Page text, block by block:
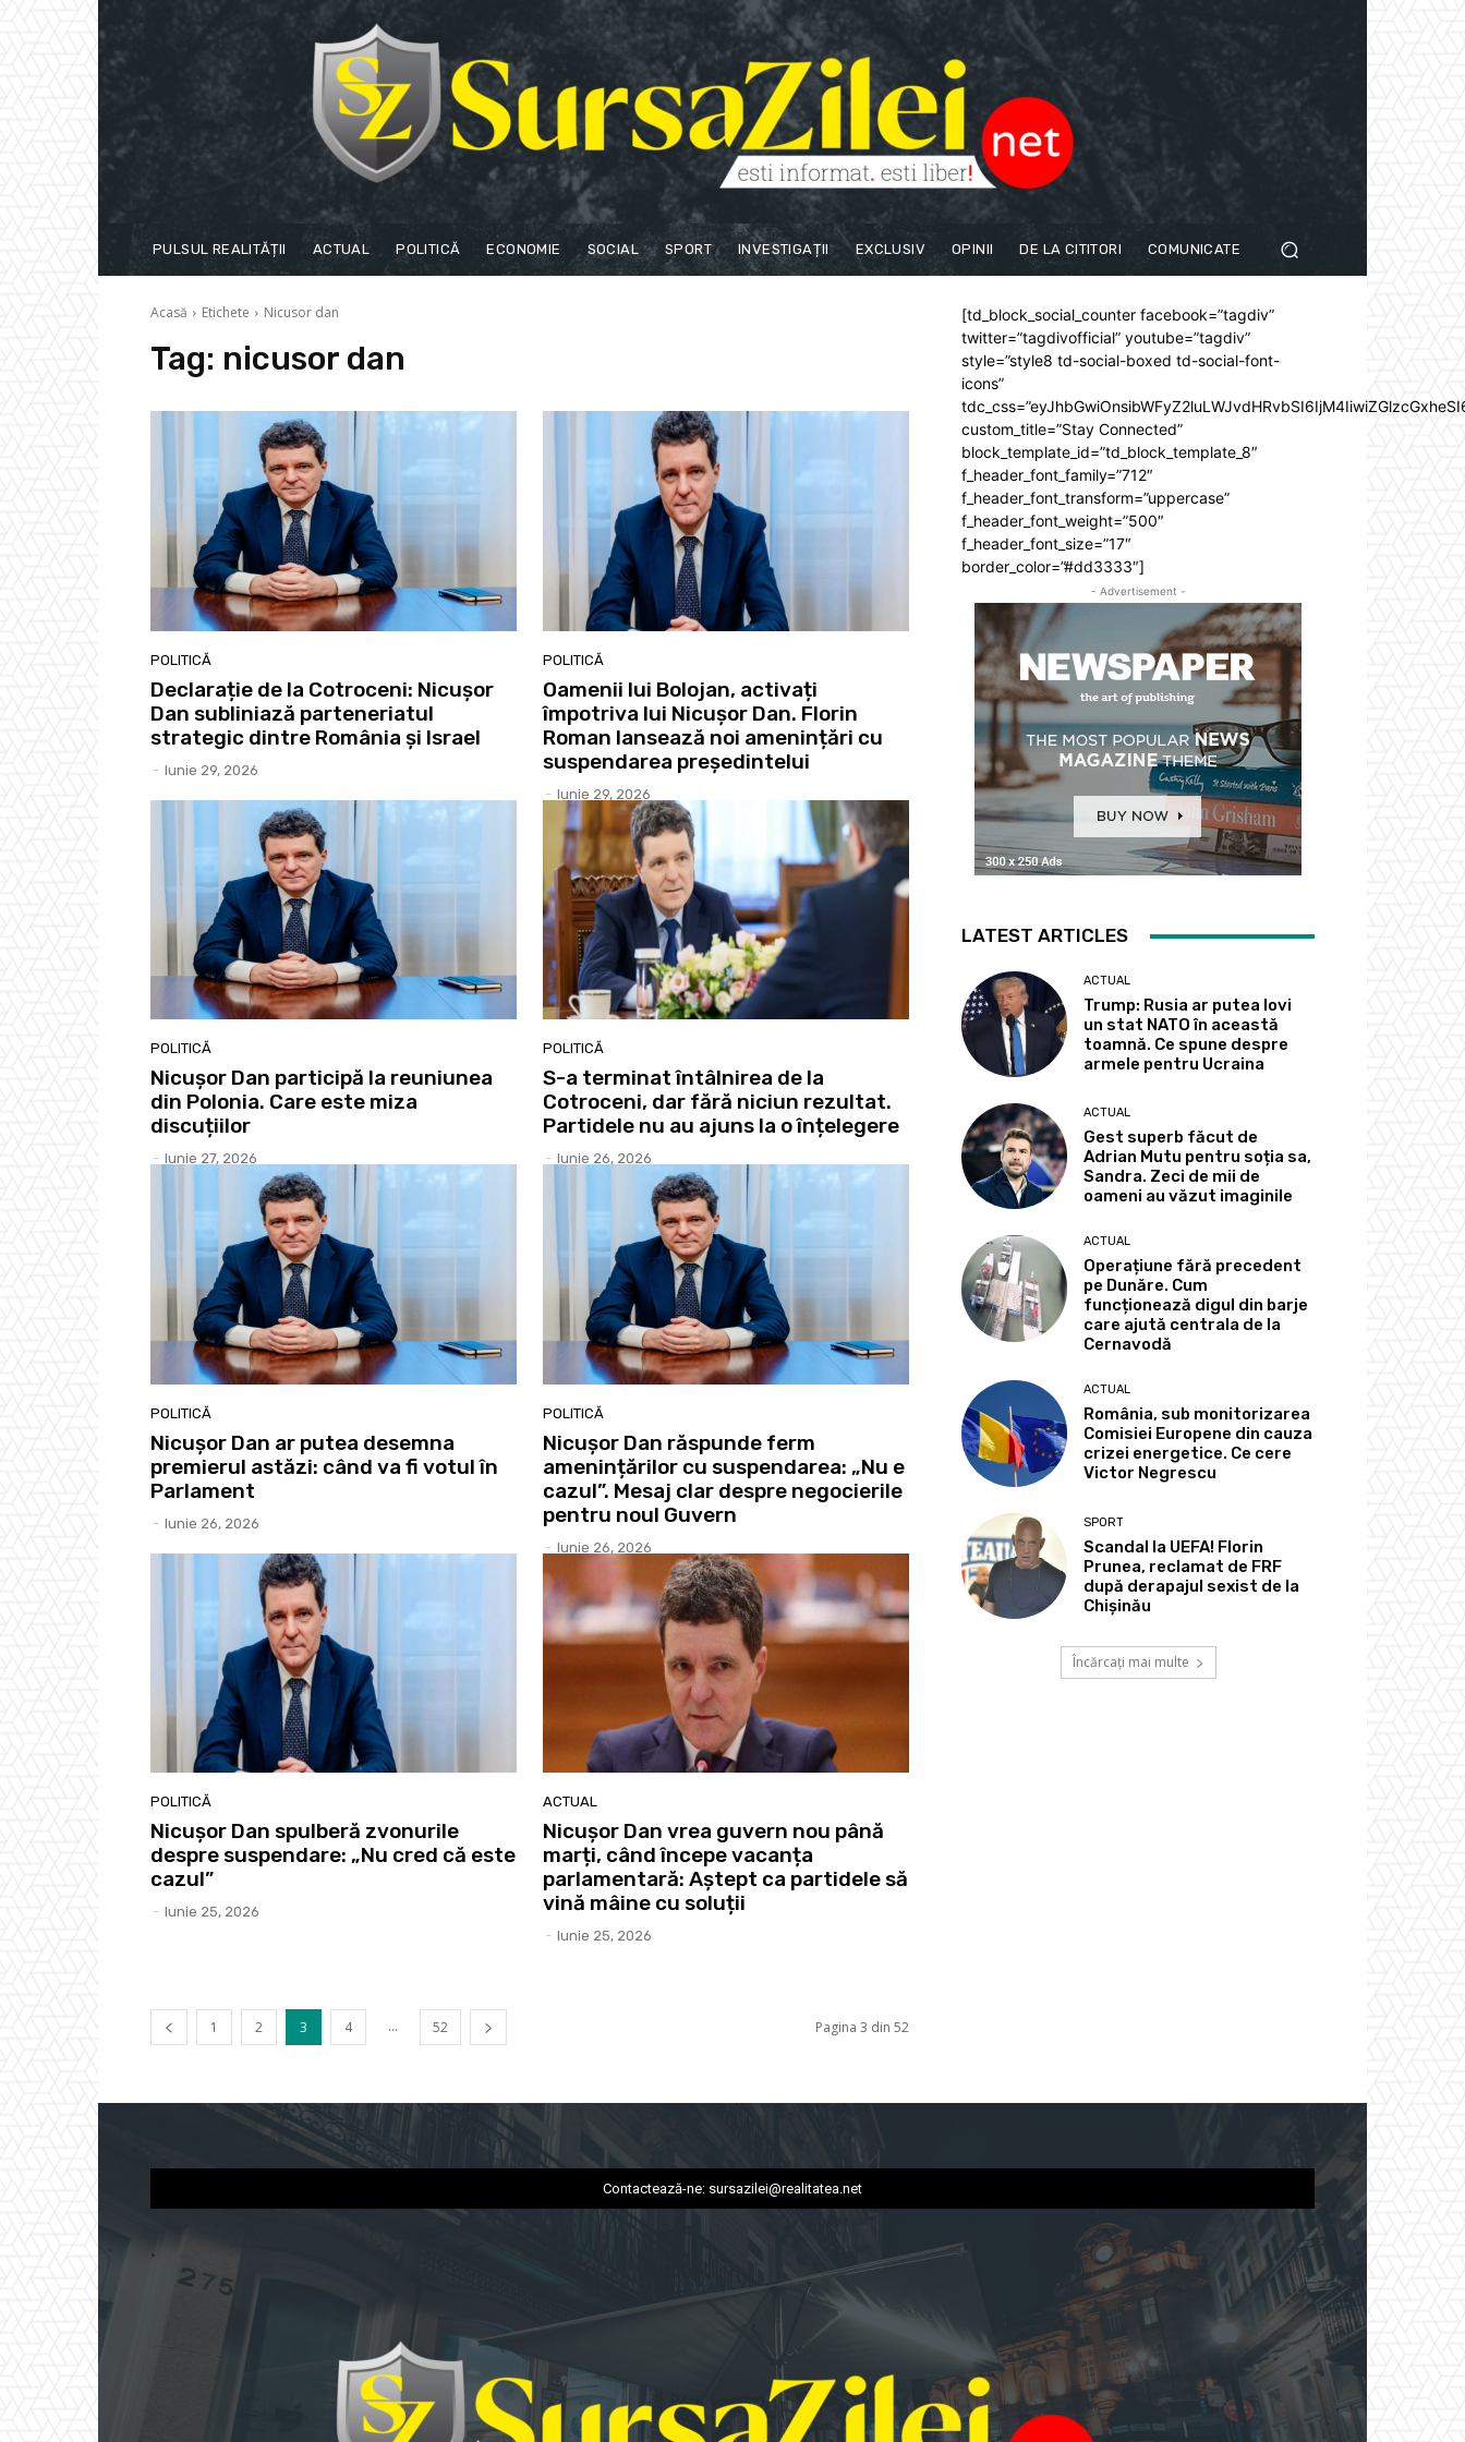
PULSUL REALITĂȚII ACTUAL POLITICĂ ECONOMIE SOCIAL SPORT INVESTIGAȚII EXCLUSIV OPINII DE LA CITITORI COMUNICATE
Acasă Etichete Nicusor dan
Tag: nicusor dan
POLITICĂ
Declarație de la Cotroceni: Nicușor
Dan subliniază parteneriatul
strategic dintre România și Israel
- Iunie 29, 2026
POLITICĂ
Oamenii lui Bolojan, activați
împotriva lui Nicușor Dan. Florin
Roman lansează noi amenințări cu
suspendarea președintelui
- Iunie 29, 2026
POLITICĂ
Nicușor Dan participă la reuniunea
din Polonia. Care este miza
discuțiilor
- Iunie 27, 2026
POLITICĂ
S-a terminat întâlnirea de la
Cotroceni, dar fără niciun rezultat.
Partidele nu au ajuns la o înțelegere
- Iunie 26, 2026
POLITICĂ
Nicușor Dan ar putea desemna
premierul astăzi: când va fi votul în
Parlament
- Iunie 26, 2026
POLITICĂ
Nicușor Dan răspunde ferm
amenințărilor cu suspendarea: „Nu e
cazul”. Mesaj clar despre negocierile
pentru noul Guvern
- Iunie 26, 2026
POLITICĂ
Nicușor Dan spulberă zvonurile
despre suspendare: „Nu cred că este
cazul”
- Iunie 25, 2026
ACTUAL
Nicușor Dan vrea guvern nou până
marți, când începe vacanța
parlamentară: Aștept ca partidele să
vină mâine cu soluții
- Iunie 25, 2026
1 2 3 4 ... 52 Pagina 3 din 52
[td_block_social_counter facebook=”tagdiv”
twitter=”tagdivofficial” youtube=”tagdiv”
style=”style8 td-social-boxed td-social-font-
icons”
custom_title=”Stay Connected”
block_template_id=”td_block_template_8″
f_header_font_family=”712″
f_header_font_transform=”uppercase”
f_header_font_weight=”500″
f_header_font_size=”17″
border_color=”#dd3333″]
- Advertisement -
LATEST ARTICLES
ACTUAL
Trump: Rusia ar putea lovi
un stat NATO în această
toamnă. Ce spune despre
armele pentru Ucraina
ACTUAL
Gest superb făcut de
Adrian Mutu pentru soția sa,
Sandra. Zeci de mii de
oameni au văzut imaginile
ACTUAL
Operațiune fără precedent
pe Dunăre. Cum
funcționează digul din barje
care ajută centrala de la
Cernavodă
ACTUAL
România, sub monitorizarea
Comisiei Europene din cauza
crizei energetice. Ce cere
Victor Negrescu
SPORT
Scandal la UEFA! Florin
Prunea, reclamat de FRF
după derapajul sexist de la
Chișinău
Încărcați mai multe
Contactează-ne: sursazilei@realitatea.net
.